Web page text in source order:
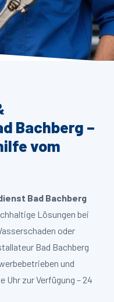
Bachberg –
vom
Bad Bachberg
Lösungen bei
oder
Bad Bachberg
und
Uhr zur Verfügung – 24